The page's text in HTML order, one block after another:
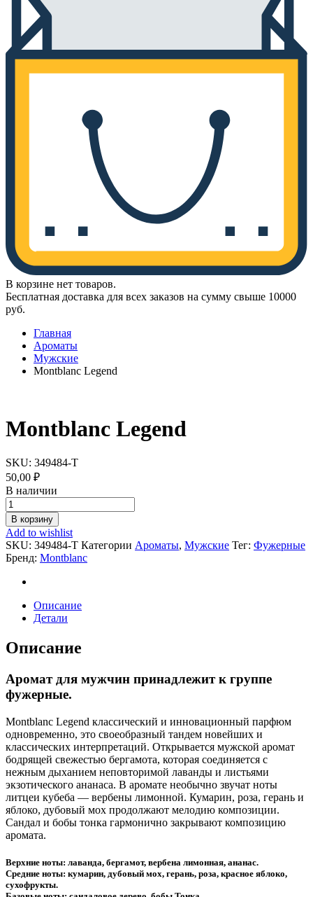
В корзине нет товаров.
Бесплатная доставка для всех заказов на сумму свыше 10000
руб.
Главная
Ароматы
Мужские
Montblanc Legend
Montblanc Legend
SKU: 349484-T
50,00 ₽
В наличии
Montblanc
Legend
quantity
В корзину
Add to wishlist
SKU: 349484-T Категории Ароматы, Мужские Тег: Фужерные
Бренд: Montblanc
Описание
Детали
Описание
Аромат для мужчин принадлежит к группе
фужерные.
Montblanc Legend классический и инновационный парфюм
одновременно, это своеобразный тандем новейших и
классических интерпретаций. Открывается мужской аромат
бодрящей свежестью бергамота, которая соединяется с
нежным дыханием неповторимой лаванды и листьями
экзотического ананаса. В аромате необычно звучат ноты
литцеи кубеба — вербены лимонной. Кумарин, роза, герань и
яблоко, дубовый мох продолжают мелодию композиции.
Сандал и бобы тонка гармонично закрывают композицию
аромата.
Верхние ноты: лаванда, бергамот, вербена лимонная, ананас.
Средние ноты: кумарин, дубовый мох, герань, роза, красное яблоко,
сухофрукты.